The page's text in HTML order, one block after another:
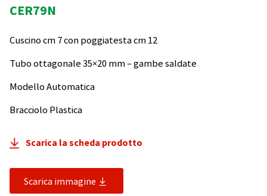
CER79N
Cuscino cm 7 con poggiatesta cm 12
Tubo ottagonale 35×20 mm – gambe saldate
Modello Automatica
Bracciolo Plastica
Scarica la scheda prodotto
Scarica immagine